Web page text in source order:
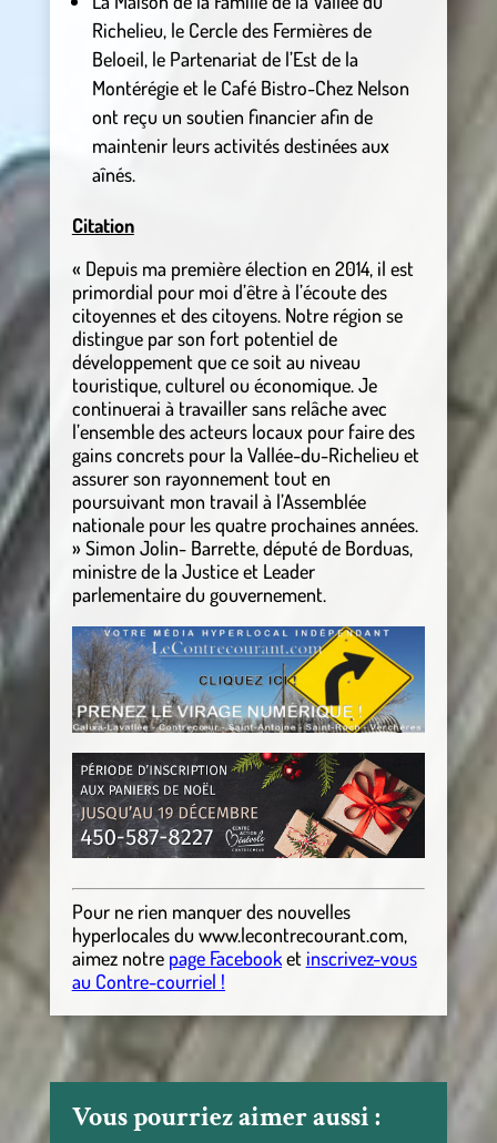
Richelieu, le Cercle des Fermières de
Beloeil, le Partenariat de l’Est de la
Montérégie et le Café Bistro-Chez Nelson
ont reçu un soutien financier afin de
maintenir leurs activités destinées aux
aînés.
Citation
« Depuis ma première élection en 2014, il est
primordial pour moi d’être à l’écoute des
citoyennes et des citoyens. Notre région se
distingue par son fort potentiel de
développement que ce soit au niveau
touristique, culturel ou économique. Je
continuerai à travailler sans relâche avec
l’ensemble des acteurs locaux pour faire des
gains concrets pour la Vallée-du-Richelieu et
assurer son rayonnement tout en
poursuivant mon travail à l’Assemblée
nationale pour les quatre prochaines années.
» Simon Jolin- Barrette, député de Borduas,
ministre de la Justice et Leader
parlementaire du gouvernement.
Pour ne rien manquer des nouvelles
hyperlocalesdu www.lecontrecourant.com,
aimez notre page Facebooket inscrivez-vous
au Contre-courriel !
Vous pourriez aimer aussi :